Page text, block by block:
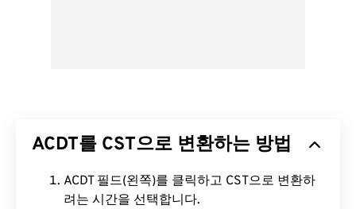
ACDT를 CST으로 변환하는 방법
ACDT 필드(왼쪽)를 클릭하고 CST으로 변환하
려는 시간을 선택합니다.